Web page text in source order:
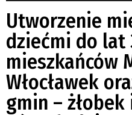
Utworzenie
dziećmi do lat
mieszkańców
Włocławek
gmin –